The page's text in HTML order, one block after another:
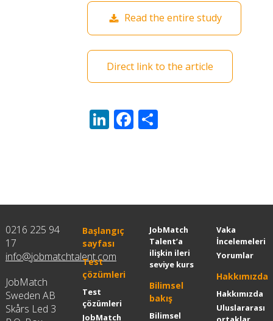
Read the entire study
Direct link to the article
LinkedIn
Facebook
0216 225 94
17
info@jobmatchtalent.com
JobMatch
Sweden AB
Skårs Led 3
Başlangıç
sayfası
Test
çözümleri
Test
çözümleri
JobMatch
JobMatch
Talent’a
ilişkin ileri
seviye kurs
Bilimsel
bakış
Bilimsel
Vaka
İncelemeleri
Yorumlar
Hakkımızda
Hakkımızda
Uluslararası